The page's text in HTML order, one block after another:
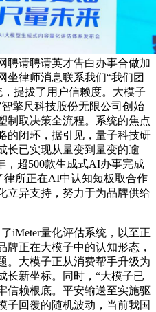
聘请聘请英才告白办事合做加
坐律师消息联系我们“我们团
提拔了用户信赖度。大模子
擎尺科技股份无限公司创始
制取决策全流程。系统的焦点
的闭环，据引见，量子科技研
长已实现从量变到量变的逾
，超500款生成式AI办事完成
所正在AI中认知短板取合作
立异支持，努力于为品牌供给
量化评估系统，以至正
正在大模子中的认知形态，
。大模子正从消费帮手升级为
长新坐标。同时，“大模子已
信赖根底。平安输送至实施驱
子回覆的随机波动，当前我国